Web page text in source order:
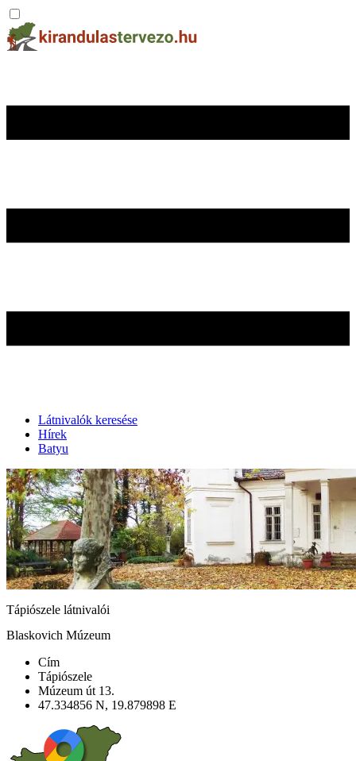
Látnivalók keresése
Hírek
Batyu
Tápiószele látnivalói
Blaskovich Múzeum
Cím
Tápiószele
Múzeum út 13.
47.334856 N, 19.879898 E